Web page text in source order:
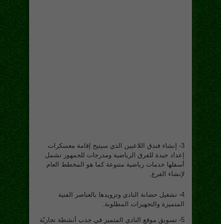
3- إنشاء فندق اللاعبین الذي سیتیح إقامة معسكرات
إعداد جیدة للفرق الریاضیة ومدرجات للجمهور تشمل
أسفلها خدمات ریاضیة متنوعة كما هو المخطط العام
لإنشاء الفرع.
4- تشغیل حضانة النادي وتزویدها بالعناصر الفنیة
المتمیزة والتجهیزات المطلوبة.
5- تسویق موقع النادي المتمیز في جذب أنشطة تجاریّة